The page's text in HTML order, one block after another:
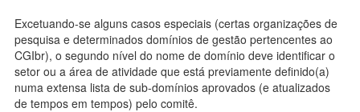
Excetuando-se alguns casos especiais (certas organizações de
pesquisa e determinados domínios de gestão pertencentes ao
CGIbr), o segundo nível do nome de domínio deve identificar o
setor ou a área de atividade que está previamente definido(a)
numa extensa lista de sub-domínios aprovados (e atualizados
de tempos em tempos) pelo comitê.